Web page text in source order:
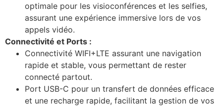
optimale pour les visioconférences et les selfies,
assurant une expérience immersive lors de vos
appels vidéo.
Connectivité et Ports :
Connectivité WIFI+LTE assurant une navigation
rapide et stable, vous permettant de rester
connecté partout.
Port USB-C pour un transfert de données efficace
et une recharge rapide, facilitant la gestion de vos